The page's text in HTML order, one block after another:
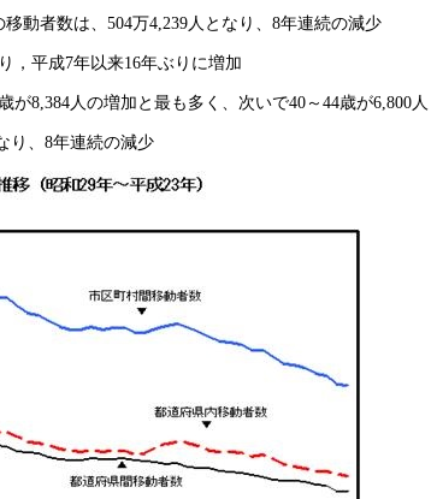
動者数は、504万4,239人となり、8年連続の減少
，平成7年以来16年ぶりに増加
8,384人の増加と最も多く、次いで40～44歳が6,800人
り、8年連続の減少